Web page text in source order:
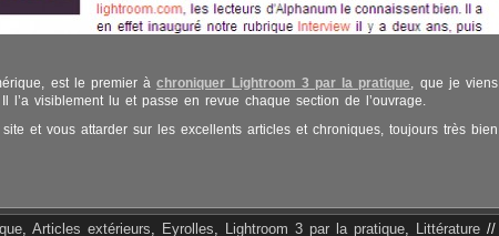
est le premier àchroniquer Lightroom 3 par la pratique, que je viens
l’a visiblement lu et passe en revue chaque section de l’ouvrage.
et vous attarder sur les excellents articles et chroniques, toujours très bien
, Articles extérieurs, Eyrolles, Lightroom 3 par la pratique, Littérature //